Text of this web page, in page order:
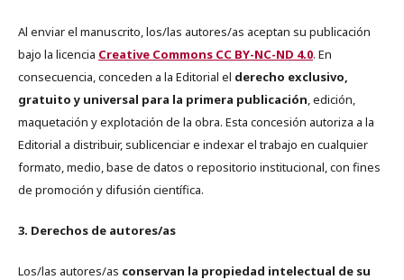
Al enviar el manuscrito, los/las autores/as aceptan su publicación
bajo la licencia Creative Commons CC BY-NC-ND 4.0. En
consecuencia, conceden a la Editorial el derecho exclusivo,
gratuito y universal para la primera publicación, edición,
maquetación y explotación de la obra. Esta concesión autoriza a la
Editorial a distribuir, sublicenciar e indexar el trabajo en cualquier
formato, medio, base de datos o repositorio institucional, con fines
de promoción y difusión científica.
3. Derechos de autores/as
Los/las autores/as conservan la propiedad intelectual de su